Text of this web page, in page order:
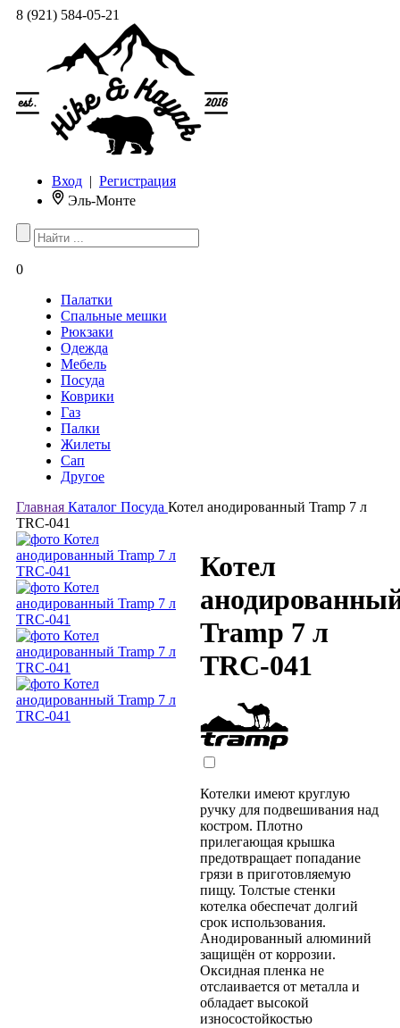
8 (921) 584-05-21
Вход | Регистрация
Эль-Монте
0
Палатки
Спальные мешки
Рюкзаки
Одежда
Мебель
Посуда
Коврики
Газ
Палки
Жилеты
Сап
Другое
Главная Каталог Посуда Котел анодированный Tramp 7 л
TRC-041
Котел
Tramp 7 л
TRC-041
Котелки имеют круглую
ручку для подвешивания над
костром. Плотно
прилегающая крышка
предотвращает попадание
грязи в приготовляемую
пищу. Толстые стенки
котелка обеспечат долгий
срок использования.
Анодированный алюминий
защищён от коррозии.
Оксидная пленка не
отслаивается от металла и
обладает высокой
износостойкостью